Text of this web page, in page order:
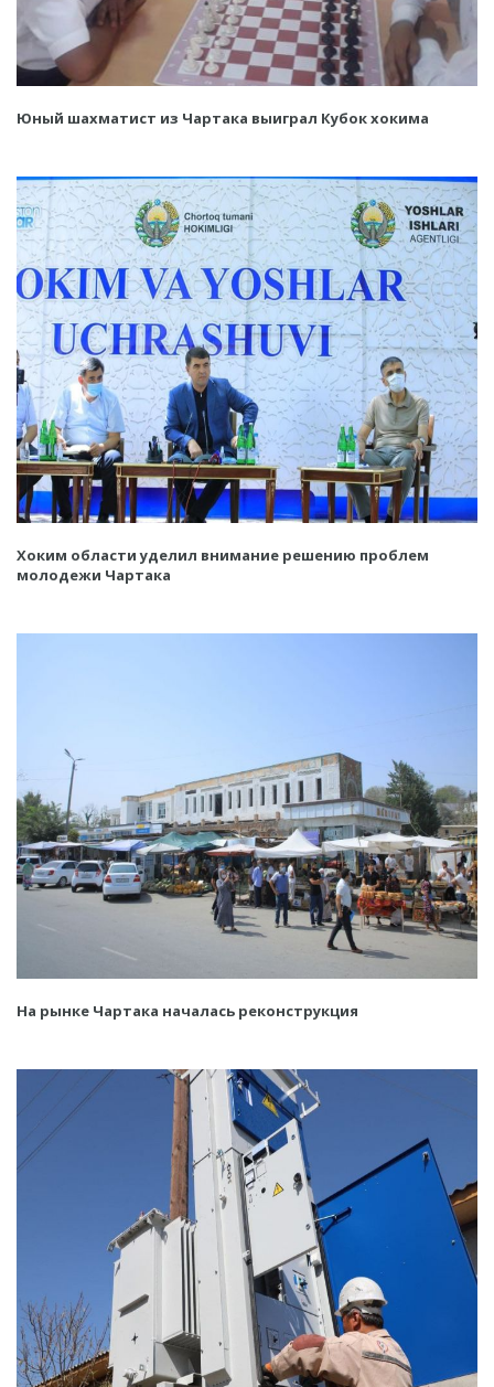
Юный шахматист из Чартака выиграл Кубок хокима
Хоким области уделил внимание решению проблем
молодежи Чартака
На рынке Чартака началась реконструкция